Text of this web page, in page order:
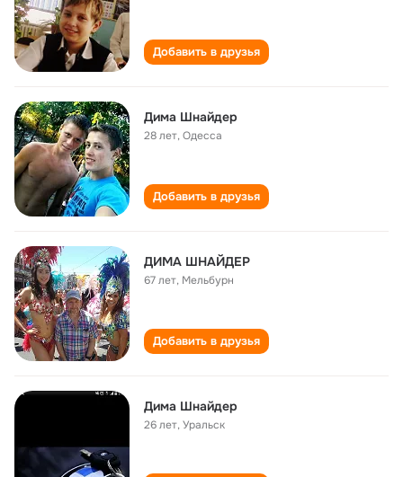
Добавить в друзья
Дима Шнайдер
28 лет,Одесса
Добавить в друзья
ДИМА ШНАЙДЕР
67 лет, Мельбурн
Добавить в друзья
Дима Шнайдер
26 лет,Уральск